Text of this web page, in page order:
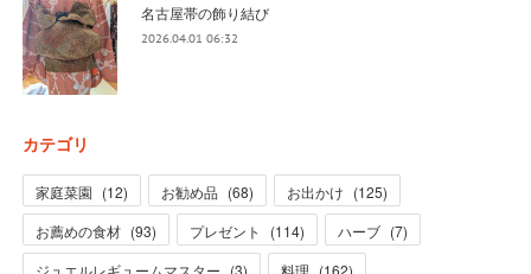
名古屋帯の飾り結び
2026.04.01 06:32
カテゴリ
家庭菜園 (12) お勧め品 (68) お出かけ (125)
お薦めの食材 (93) プレゼント (114) ハーブ (7)
ジュエルレギュームマスター (3) 料理 (162)